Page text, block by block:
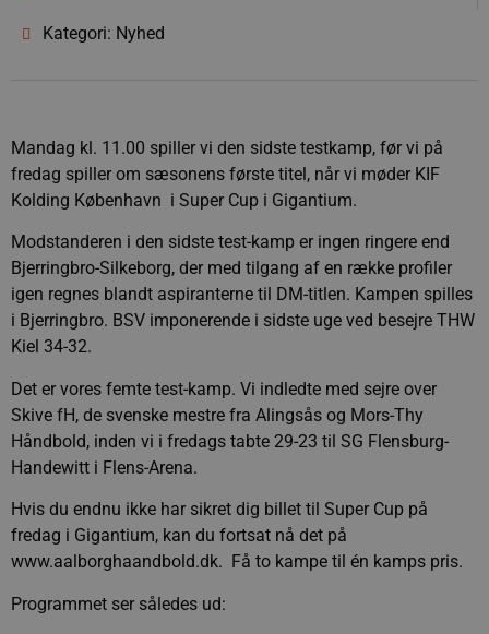
Kategori: Nyhed
Mandag kl. 11.00 spiller vi den sidste testkamp, før vi på
fredag spiller om sæsonens første titel, når vi møder KIF
Kolding København i Super Cup i Gigantium.
Modstanderen i den sidste test-kamp er ingen ringere end
Bjerringbro-Silkeborg, der med tilgang af en række profiler
igen regnes blandt aspiranterne til DM-titlen. Kampen spilles
i Bjerringbro. BSV imponerende i sidste uge ved besejre THW
Kiel 34-32.
Det er vores femte test-kamp. Vi indledte med sejre over
Skive fH, de svenske mestre fra Alingsås og Mors-Thy
Håndbold, inden vi i fredags tabte 29-23 til SG Flensburg-
Handewitt i Flens-Arena.
Hvis du endnu ikke har sikret dig billet til Super Cup på
fredag i Gigantium, kan du fortsat nå det på
www.aalborghaandbold.dk. Få to kampe til én kamps pris.
Programmet ser således ud: